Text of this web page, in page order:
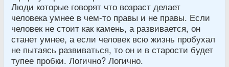
Люди которые говорят что возраст делает
человека умнее в чем-то правы и не правы. Если
человек не стоит как камень, а развивается, он
станет умнее, а если человек всю жизнь пробухал
не пытаясь развиваться, то он и в старости будет
тупее пробки. Логично? Логично.